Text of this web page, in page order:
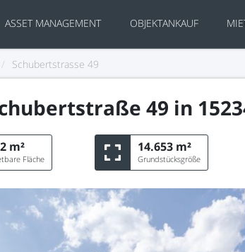
ASSET MANAGEMENT OBJEKTANKAUF
/ Schubertstrasse 49
49 in
m²
Fläche
14.653 m²
Grundstücksgröße